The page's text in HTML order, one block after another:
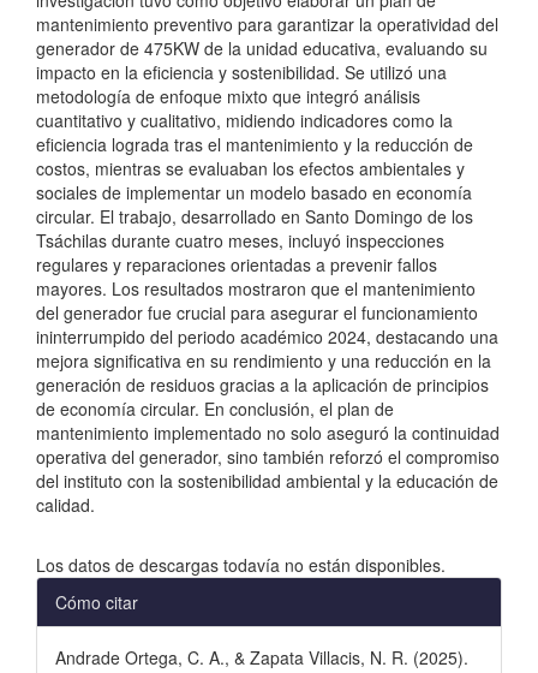
mantenimiento preventivo para garantizar la operatividad del
generador de 475KW de la unidad educativa, evaluando su
impacto en la eficiencia y sostenibilidad. Se utilizó una
metodología de enfoque mixto que integró análisis
cuantitativo y cualitativo, midiendo indicadores como la
eficiencia lograda tras el mantenimiento y la reducción de
costos, mientras se evaluaban los efectos ambientales y
sociales de implementar un modelo basado en economía
circular. El trabajo, desarrollado en Santo Domingo de los
Tsáchilas durante cuatro meses, incluyó inspecciones
regulares y reparaciones orientadas a prevenir fallos
mayores. Los resultados mostraron que el mantenimiento
del generador fue crucial para asegurar el funcionamiento
ininterrumpido del periodo académico 2024, destacando una
mejora significativa en su rendimiento y una reducción en la
generación de residuos gracias a la aplicación de principios
de economía circular. En conclusión, el plan de
mantenimiento implementado no solo aseguró la continuidad
operativa del generador, sino también reforzó el compromiso
del instituto con la sostenibilidad ambiental y la educación de
calidad.
Los datos de descargas todavía no están disponibles.
Detalles
del
Cómo citar
Andrade Ortega, C. A., & Zapata Villacis, N. R. (2025).